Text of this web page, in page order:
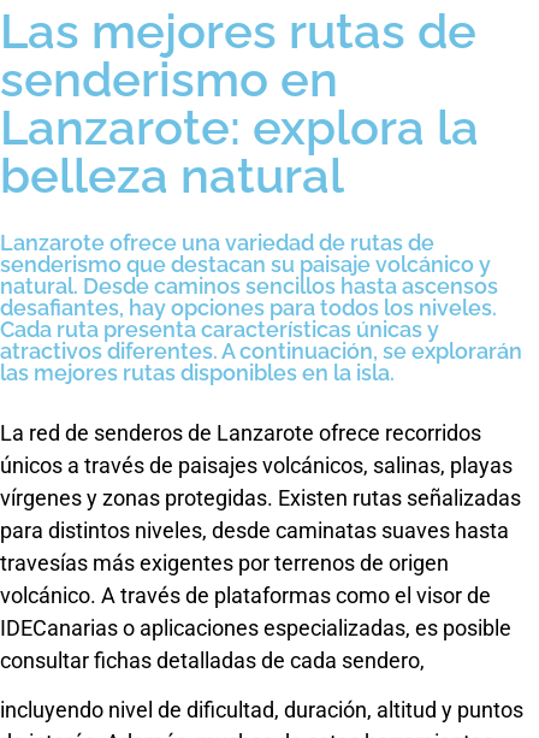
Las mejores rutas de
senderismo en
Lanzarote: explora la
belleza natural
Lanzarote ofrece una variedad de rutas de
senderismo que destacan su paisaje volcánico y
natural. Desde caminos sencillos hasta ascensos
desafiantes, hay opciones para todos los niveles.
Cada ruta presenta características únicas y
atractivos diferentes. A continuación, se explorarán
las mejores rutas disponibles en la isla.
La red de senderos de Lanzarote ofrece recorridos
únicos a través de paisajes volcánicos, salinas, playas
vírgenes y zonas protegidas. Existen rutas señalizadas
para distintos niveles, desde caminatas suaves hasta
travesías más exigentes por terrenos de origen
volcánico. A través de plataformas como el visor de
IDECanarias o aplicaciones especializadas, es posible
consultar fichas detalladas de cada sendero,
incluyendo nivel de dificultad, duración, altitud y puntos